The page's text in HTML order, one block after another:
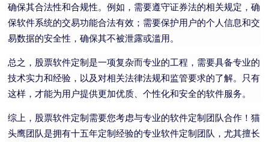
确保其合法性和合规性。例如，需要遵守证券法的相关规定，确
保软件系统的交易功能合法有效；需要保护用户的个人信息和交
易数据的安全性，确保其不被泄露或滥用。
总之，股票软件定制是一项复杂而专业的工程，需要具备专业的
技术实力和经验，以及对相关法律法规和监管要求的了解。只有
这样，才能为用户提供更加优质、个性化和安全的软件服务。
综上，股票软件定制需要您考虑与专业的软件定制团队合作！猫
头鹰团队是拥有十五年定制经验的专业软件定制团队，尤其擅长